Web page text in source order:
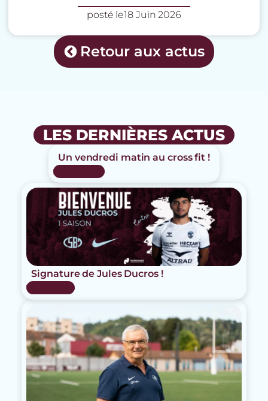
posté le18 Juin 2026
Retour aux actus
LES DERNIÈRES ACTUS
Un vendredi matin au cross fit !
24 Juil 2026
Signature de Jules Ducros !
15 Juil 2026